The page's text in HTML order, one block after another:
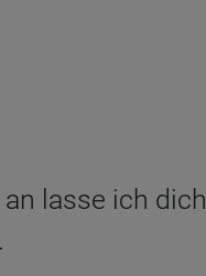
lasse ich dich